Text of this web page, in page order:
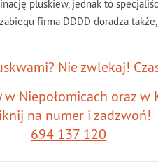
pluskiew, jednak to
firma DDDD doradza
Nie zwlekaj!
w Niepołomicach oraz w
na numer i zadzwoń!
694 137 120